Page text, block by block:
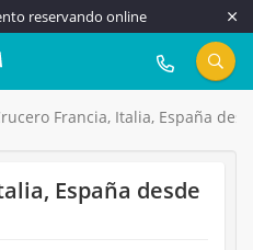
reservando online
917 815 555
Francia, Italia, España
España desde